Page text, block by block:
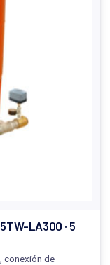
LA300 · 5
conexión de